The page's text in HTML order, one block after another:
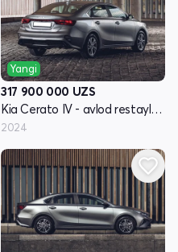
Yangi
317 900 000 UZS
Kia Cerato IV - avlod restayling
2024